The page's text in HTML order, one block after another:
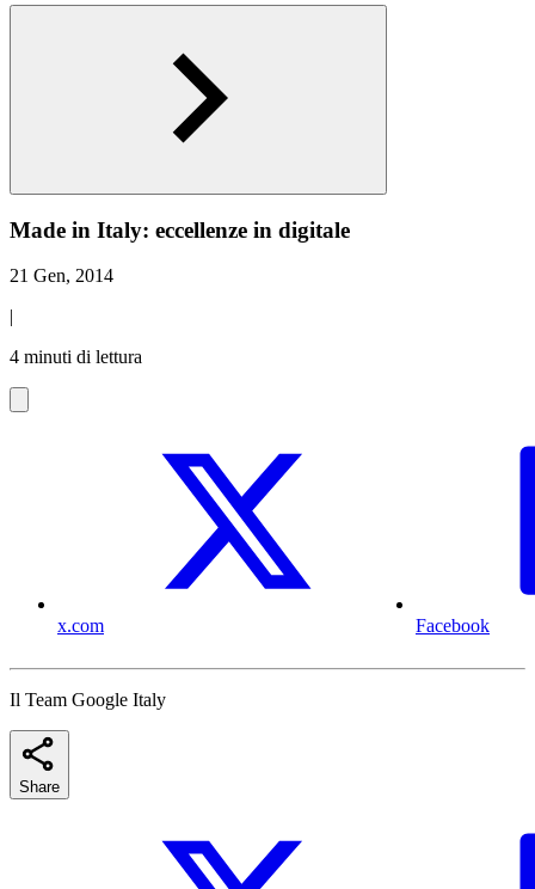
Made in Italy: eccellenze in digitale
21 Gen, 2014
|
4 minuti di lettura
x.com Facebook
Il Team Google Italy
Share